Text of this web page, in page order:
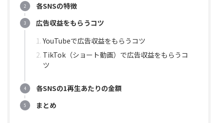
各SNSの特徴
広告収益をもらうコツ
YouTubeで広告収益をもらうコツ
TikTok（ショート動画）で広告収益をもらうコ
ツ
各SNSの1再生あたりの金額
まとめ